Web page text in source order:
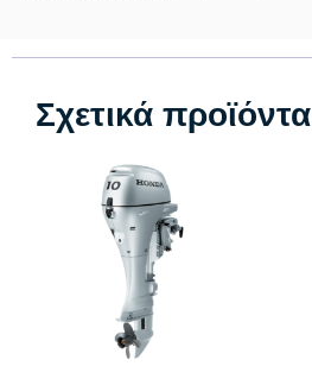
Σχετικά προϊόντα